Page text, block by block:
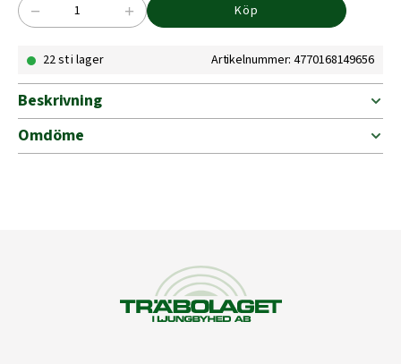
Peas
Wolf
− + Köp
22 st i lager Artikelnummer: 4770168149656
Beskrivning
Omdöme